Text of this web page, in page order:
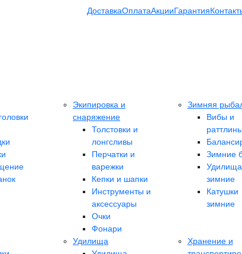
ДоставкаОплатаАкцииГарантия
Экипировка и
снаряжение
Толстовки и
лонгсливы
Перчатки и
варежки
Кепки и шапки
Инструменты и
аксессуары
Очки
Фонари
Зимняя
Вибы и
раттлины
Зимние
Удилища
зимние
Катушки
зимние
Удилища
Хранение и